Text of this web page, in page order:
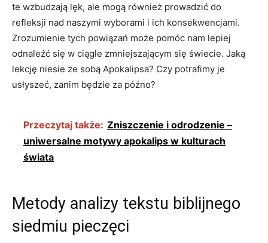
‌te wzbudzają lęk, ⁤ale mogą również ⁣prowadzić do
refleksji nad naszymi ⁢wyborami‌ i ich konsekwencjami.
Zrozumienie tych powiązań może pomóc‍ nam ‌lepiej
odnaleźć ‍się w ciągle zmniejszającym się świecie. Jaką
lekcję niesie ze sobą Apokalipsa? ⁢Czy potrafimy je
usłyszeć,⁢ zanim będzie za późno?
Przeczytaj także: Zniszczenie i odrodzenie –
uniwersalne motywy apokalips w kulturach
świata
Metody⁤ analizy tekstu biblijnego
siedmiu pieczęci